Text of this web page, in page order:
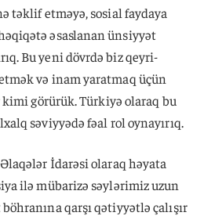
təklif etməyə, sosial faydaya
əsaslanan ünsiyyət
Bu yeni dövrdə biz qeyri-
və inam yaratmaq üçün
görürük. Türkiyə olaraq bu
səviyyədə fəal rol oynayırıq.
İdarəsi olaraq həyata
ilə mübarizə səylərimiz uzun
qarşı qətiyyətlə çalışır